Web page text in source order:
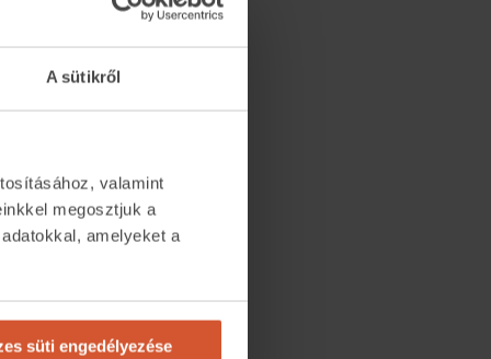
A sütikről
valamint
megosztjuk a
amelyeket a
süti engedélyezése